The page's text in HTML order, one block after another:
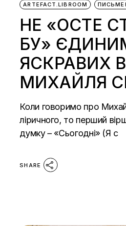
ARTEFACT.LIBROOM
НЕ «ОСТЕ
БУ»
ЯСКРАВИХ
МИХАЙЛЯ
Коли говоримо про
ліричного, то перший
думку – «Сьогодні» (Я с
SHARE